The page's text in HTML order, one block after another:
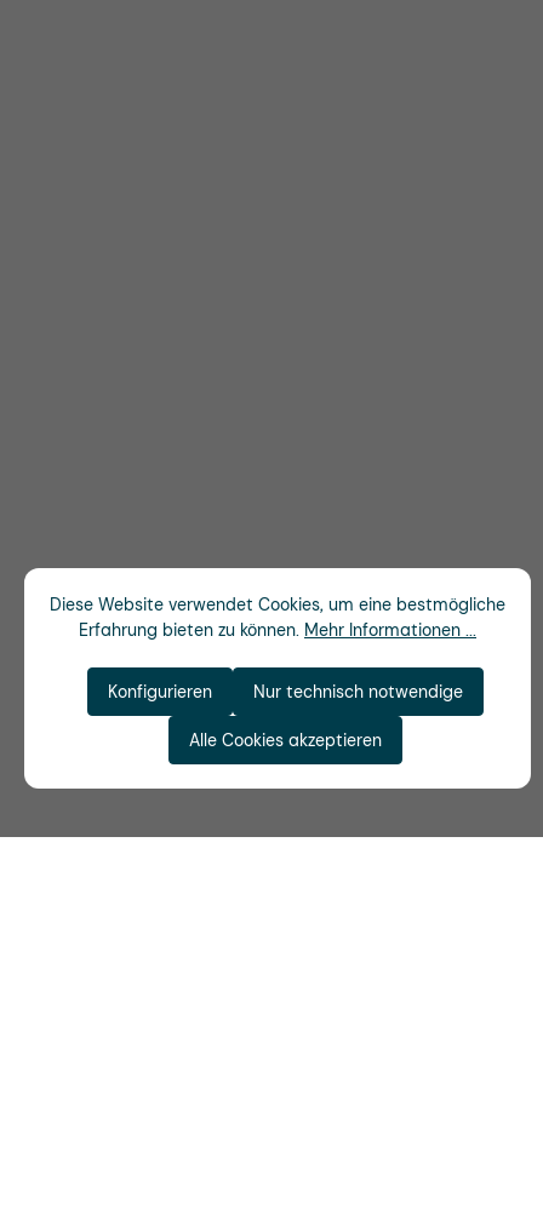
Diese Website verwendet Cookies, um eine bestmögliche
Erfahrung bieten zu können. Mehr Informationen ...
Nur technisch notwendige
Konfigurieren
Alle Cookies akzeptieren